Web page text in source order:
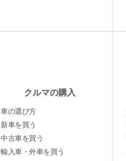
クルマの購入
車の選び方
新車を買う
中古車を買う
輸入車・外車を買う